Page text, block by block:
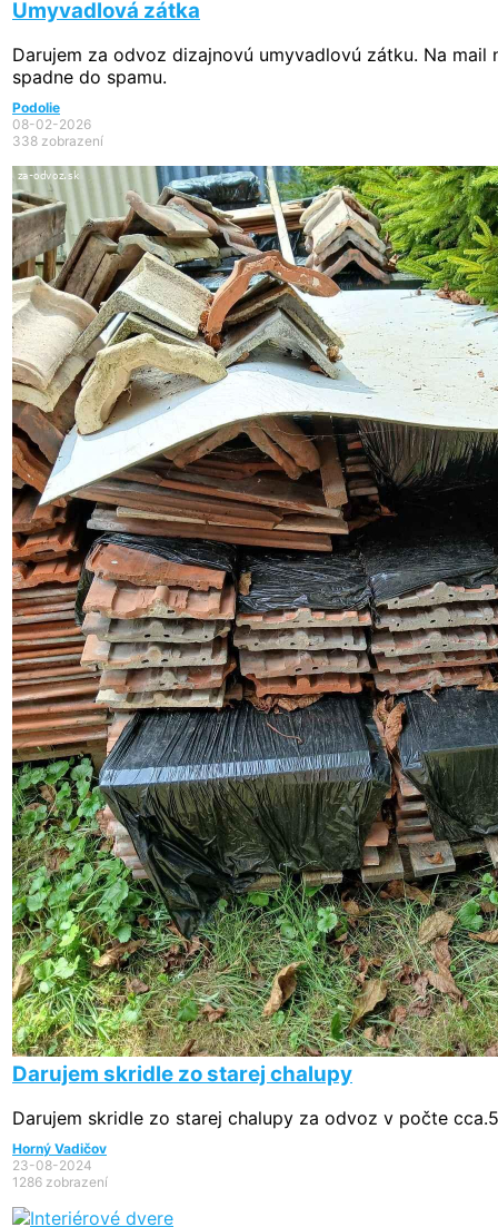
Umyvadlová zátka
Darujem za odvoz dizajnovú umyvadlovú zátku. Na mail
spadne do spamu.
Podolie
08-02-2026
338 zobrazení
Darujem skridle zo starej chalupy
Darujem skridle zo starej chalupy za odvoz v počte
Horný Vadičov
23-08-2024
1286 zobrazení